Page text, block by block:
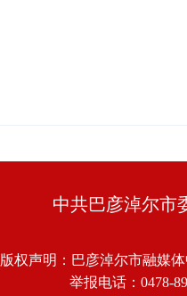
中共巴彦淖尔市
版权声明：巴彦淖尔市融媒
举报电话：0478-